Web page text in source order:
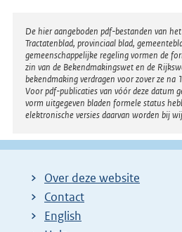
Disclaimer
De hier aangeboden pdf-bestanden van
Tractatenblad, provinciaal blad,
gemeenschappelijke regeling vormen de
zin van de Bekendmakingswet en de
bekendmaking verdragen voor zover ze
Voor pdf-publicaties van vóór deze datum
vorm uitgegeven bladen formele status
elektronische versies daarvan worden bij
Over deze website
Contact
English